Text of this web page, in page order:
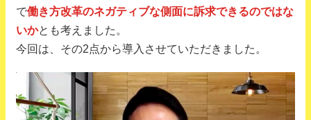
で働き方改革のネガティブな側面に訴求できるのではな
いかとも考えました。
今回は、その2点から導入させていただきました。